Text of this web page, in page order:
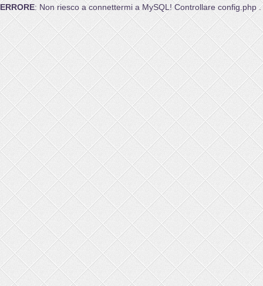
ERRORE: Non riesco a connettermi a MySQL! Controllare config.php .